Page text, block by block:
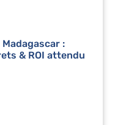
:
& ROI attendu